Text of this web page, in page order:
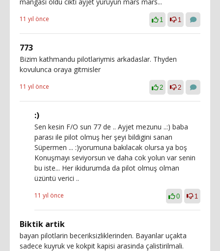
11 yıl önce 1 1
773
Bizim kathmandu pilotlariymis arkadaslar. Thyden
kovulunca oraya gitmisler
11 yıl önce 2 2
:)
Sen kesin F/O sun 77 de .. Ayjet mezunu ..:) baba
parası ile pilot olmuş her şeyi bildigini sanan
Süpermen ... :)yorumuna bakılacak olursa ya boş
Konuşmayı seviyorsun ve daha cok yolun var senin
bu iste... Her ikidurumda da pilot olmuş olman
üzüntü verici ..
11 yıl önce 0 1
Biktik artik
bayan pilotlarin beceriksizliklerinden. Bayanlar uçakta
sadece kuyruk ve kokpit kapisi arasinda çalistirilmali.